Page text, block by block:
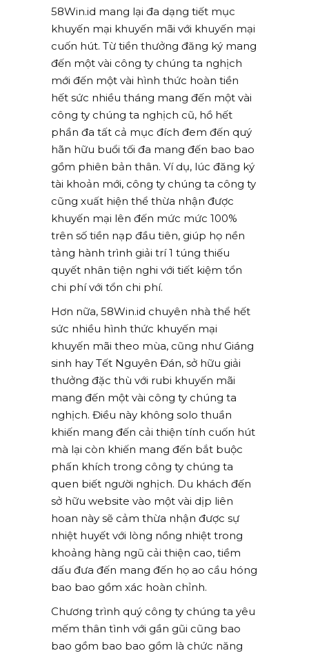
58Win.id mang lại đa dạng tiết mục
khuyến mại khuyến mãi với khuyến mại
cuốn hút. Từ tiền thưởng đăng ký mang
đến một vài công ty chúng ta nghịch
mới đến một vài hình thức hoàn tiền
hết sức nhiều tháng mang đến một vài
công ty chúng ta nghịch cũ, hồ hết
phần đa tất cả mục đích đem đến quý
hãn hữu buổi tối đa mang đến bao bao
gồm phiên bản thân. Ví dụ, lúc đăng ký
tài khoản mới, công ty chúng ta công ty
cũng xuất hiện thể thừa nhận được
khuyến mại lên đến mức mức 100%
trên số tiền nạp đầu tiên, giúp họ nền
tảng hành trình giải trí 1 túng thiếu
quyết nhân tiện nghi với tiết kiệm tổn
chi phí với tổn chi phí.
Hơn nữa, 58Win.id chuyên nhà thể hết
sức nhiều hình thức khuyến mại
khuyến mãi theo mùa, cũng như Giáng
sinh hay Tết Nguyên Đán, sở hữu giải
thưởng đặc thù với rubi khuyến mãi
mang đến một vài công ty chúng ta
nghịch. Điều này không solo thuần
khiến mang đến cải thiện tính cuốn hút
mà lại còn khiến mang đến bắt buộc
phấn khích trong công ty chúng ta
quen biết người nghịch. Du khách đến
sở hữu website vào một vài dịp liên
hoan này sẽ cảm thừa nhận được sự
nhiệt huyết với lòng nồng nhiệt trong
khoảng hàng ngũ cải thiện cao, tiềm
dấu đưa đến mang đến họ ao cầu hóng
bao bao gồm xác hoàn chỉnh.
Chương trình quý công ty chúng ta yêu
mếm thân tình với gần gũi cũng bao
bao gồm bao bao gồm là chức năng